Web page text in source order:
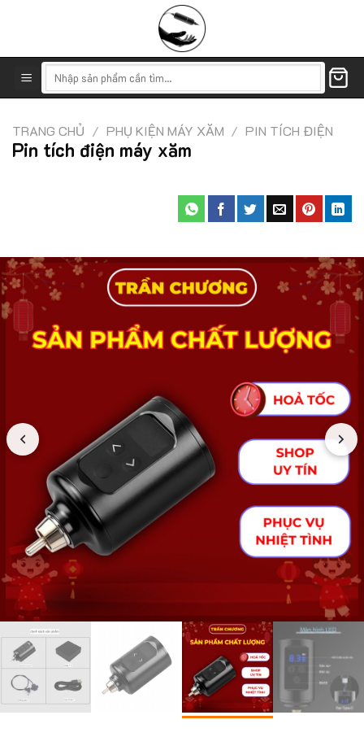
kiếm:
TRANG CHỦ / PHỤ KIỆN MÁY XĂM / PIN TÍCH ĐIỆN
Pin tích điện máy xăm